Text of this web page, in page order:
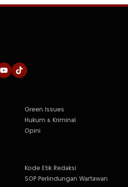
Green Issues
Hukum & Kriminal
Opini
Kode Etik Redaksi
SOP Perlindungan Wartawan